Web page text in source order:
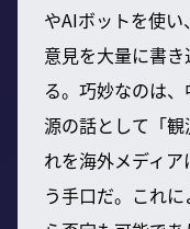
やAIボットを使
意見を大量に書
る。巧妙なのは
源の話として「
れを海外メディ
う手口だ。これ